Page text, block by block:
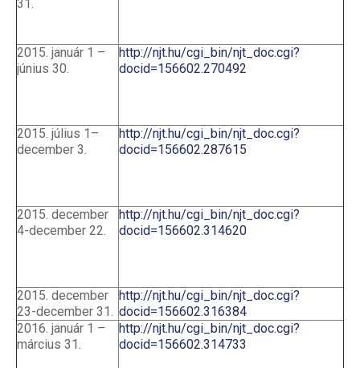
31.
2015. január 1 –
június 30.
http://njt.hu/cgi_bin/njt_doc.cgi?
docid=156602.270492
2015. július 1–
december 3.
http://njt.hu/cgi_bin/njt_doc.cgi?
docid=156602.287615
2015. december
4-december 22.
http://njt.hu/cgi_bin/njt_doc.cgi?
docid=156602.314620
2015. december
23-december 31.
http://njt.hu/cgi_bin/njt_doc.cgi?
docid=156602.316384
2016. január 1 –
március 31.
http://njt.hu/cgi_bin/njt_doc.cgi?
docid=156602.314733